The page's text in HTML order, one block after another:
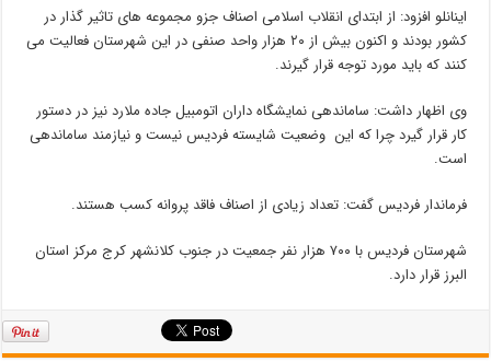
اینانلو افزود: از ابتدای انقلاب اسلامی اصناف جزو مجموعه های تاثیر گذار در
کشور بودند و اکنون بیش از ۲۰ هزار واحد صنفی در این شهرستان فعالیت می
کنند که باید مورد توجه قرار گیرند.
وی اظهار داشت: ساماندهی نمایشگاه داران اتومبیل جاده ملارد نیز در دستور
کار قرار گیرد چرا که این وضعیت شایسته فردیس نیست و نیازمند ساماندهی
است.
فرماندار فردیس گفت: تعداد زیادی از اصناف فاقد پروانه کسب هستند.
شهرستان فردیس با ۷۰۰ هزار نفر جمعیت در جنوب کلانشهر کرج مرکز استان
البرز قرار دارد.